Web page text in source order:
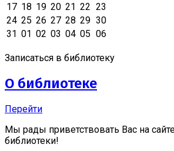
17 18 19 20 21 22 23
24 25 26 27 28 29 30
31 01 02 03 04 05 06
Записаться в библиотеку
О библиотеке
Перейти
Мы рады приветствовать Вас на
библиотеки!